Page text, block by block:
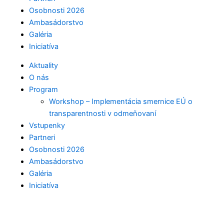
o
o
k
-
i
n
s
t
a
g
r
a
d
Osobnosti 2026
Ambasádorstvo
Galéria
Iniciatíva
Aktuality
O nás
Program
Workshop – Implementácia smernice EÚ o
transparentnosti v odmeňovaní
Vstupenky
Partneri
Osobnosti 2026
Ambasádorstvo
Galéria
Iniciatíva